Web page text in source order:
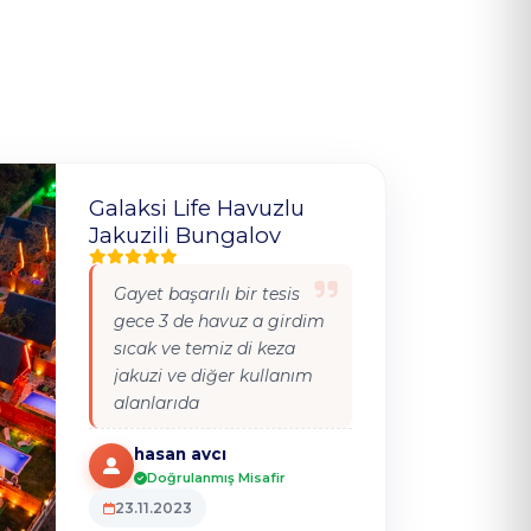
Galaksi Life Havuzlu
Jakuzili Bungalov
Gayet başarılı bir tesis
gece 3 de havuz a girdim
sıcak ve temiz di keza
jakuzi ve diğer kullanım
alanlarıda
nizamiydi.Tavsiye ederim
tüm herkeze.
hasan avcı
Doğrulanmış Misafir
23.11.2023